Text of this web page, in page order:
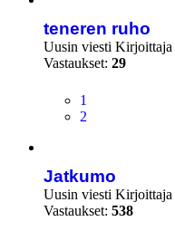
teneren ruho
Uusin viesti Kirjoittaja
Vastaukset: 29
1
2
Jatkumo
Uusin viesti Kirjoittaja
Vastaukset: 538